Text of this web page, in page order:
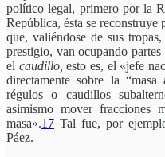
político legal, primero por la
República, ésta se
que, valiéndose de sus
prestigio, van ocupando
el caudillo, esto es, el «jefe
directamente sobre la
régulos o caudillos
asimismo mover fracciones
masa».17 Tal fue, por
Páez.